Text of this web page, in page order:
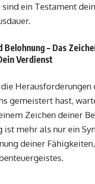
ein Testament
Belohnung – Das
Verdienst
gemeistert hast,
Zeichen deiner
ist mehr als nur ein
deiner